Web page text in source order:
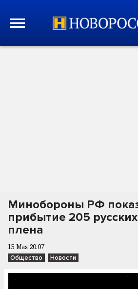
Минобороны РФ
прибытие 205
плена
15 Мая 20:07
Общество Новости